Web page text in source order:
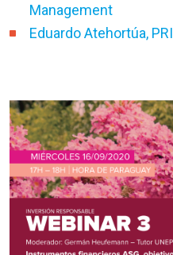
Management
Eduardo Atehortúa, PRI